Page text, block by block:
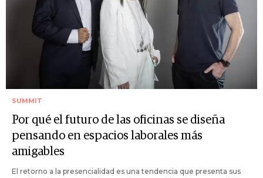
SUMMIT
Por qué el futuro de las oficinas se diseña
pensando en espacios laborales más
amigables
El retorno a la presencialidad es una tendencia que presenta sus